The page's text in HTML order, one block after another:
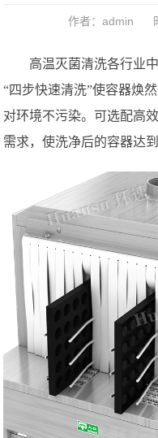
作者：admin
高温灭菌清洗各行业
“四步快速清洗”使容器焕
对环境不污染。可选配高
需求，使洗净后的容器达